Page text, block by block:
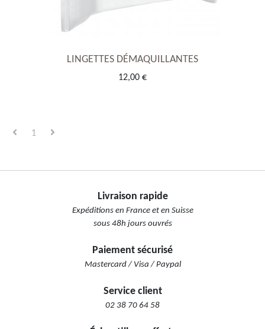
LINGETTES DÉMAQUILLANTES
12,00 €
1
Livraison rapide
Expéditions en France et en Suisse
sous 48h jours ouvrés
Paiement sécurisé
Mastercard / Visa / Paypal
Service client
02 38 70 64 58